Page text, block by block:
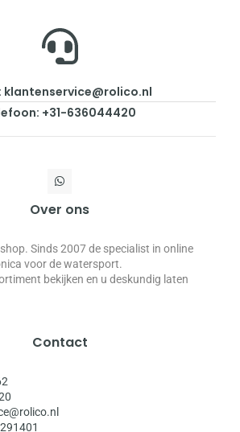
klantenservice@rolico.nl
+31-636044420
Over ons
Sinds 2007 de specialist in online
voor de watersport.
bekijken en u deskundig laten
Contact